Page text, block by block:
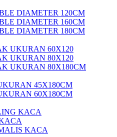
DIAMETER 120CM
DIAMETER 160CM
DIAMETER 180CM
UKURAN 60X120
UKURAN 80X120
UKURAN 80X180CM
45X180CM
60X180CM
KACA
KACA